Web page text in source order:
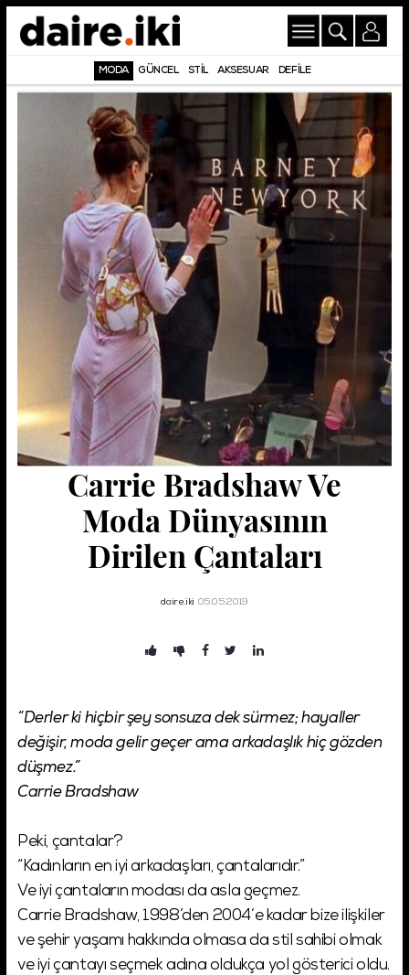
MODA GÜNCEL STİL AKSESUAR DEFİLE
Carrie Bradshaw Ve
Moda Dünyasının
Dirilen Çantaları
daire.iki 05.05.2019
“Derler ki hiçbir şey sonsuza dek sürmez; hayaller
değişir, moda gelir geçer ama arkadaşlık hiç gözden
düşmez.”
Carrie Bradshaw
Peki, çantalar?
“Kadınların en iyi arkadaşları, çantalarıdır.”
Ve iyi çantaların modası da asla geçmez.
Carrie Bradshaw, 1998’den 2004’e kadar bize ilişkiler
ve şehir yaşamı hakkında olmasa da stil sahibi olmak
ve iyi çantayı seçmek adına oldukça yol gösterici oldu.
Şifremi Unuttum!
Giriş